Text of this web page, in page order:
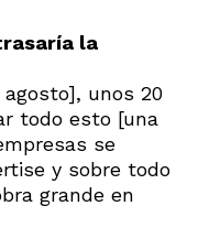
la
unos 20
todo esto [una
se
y sobre todo
grande en